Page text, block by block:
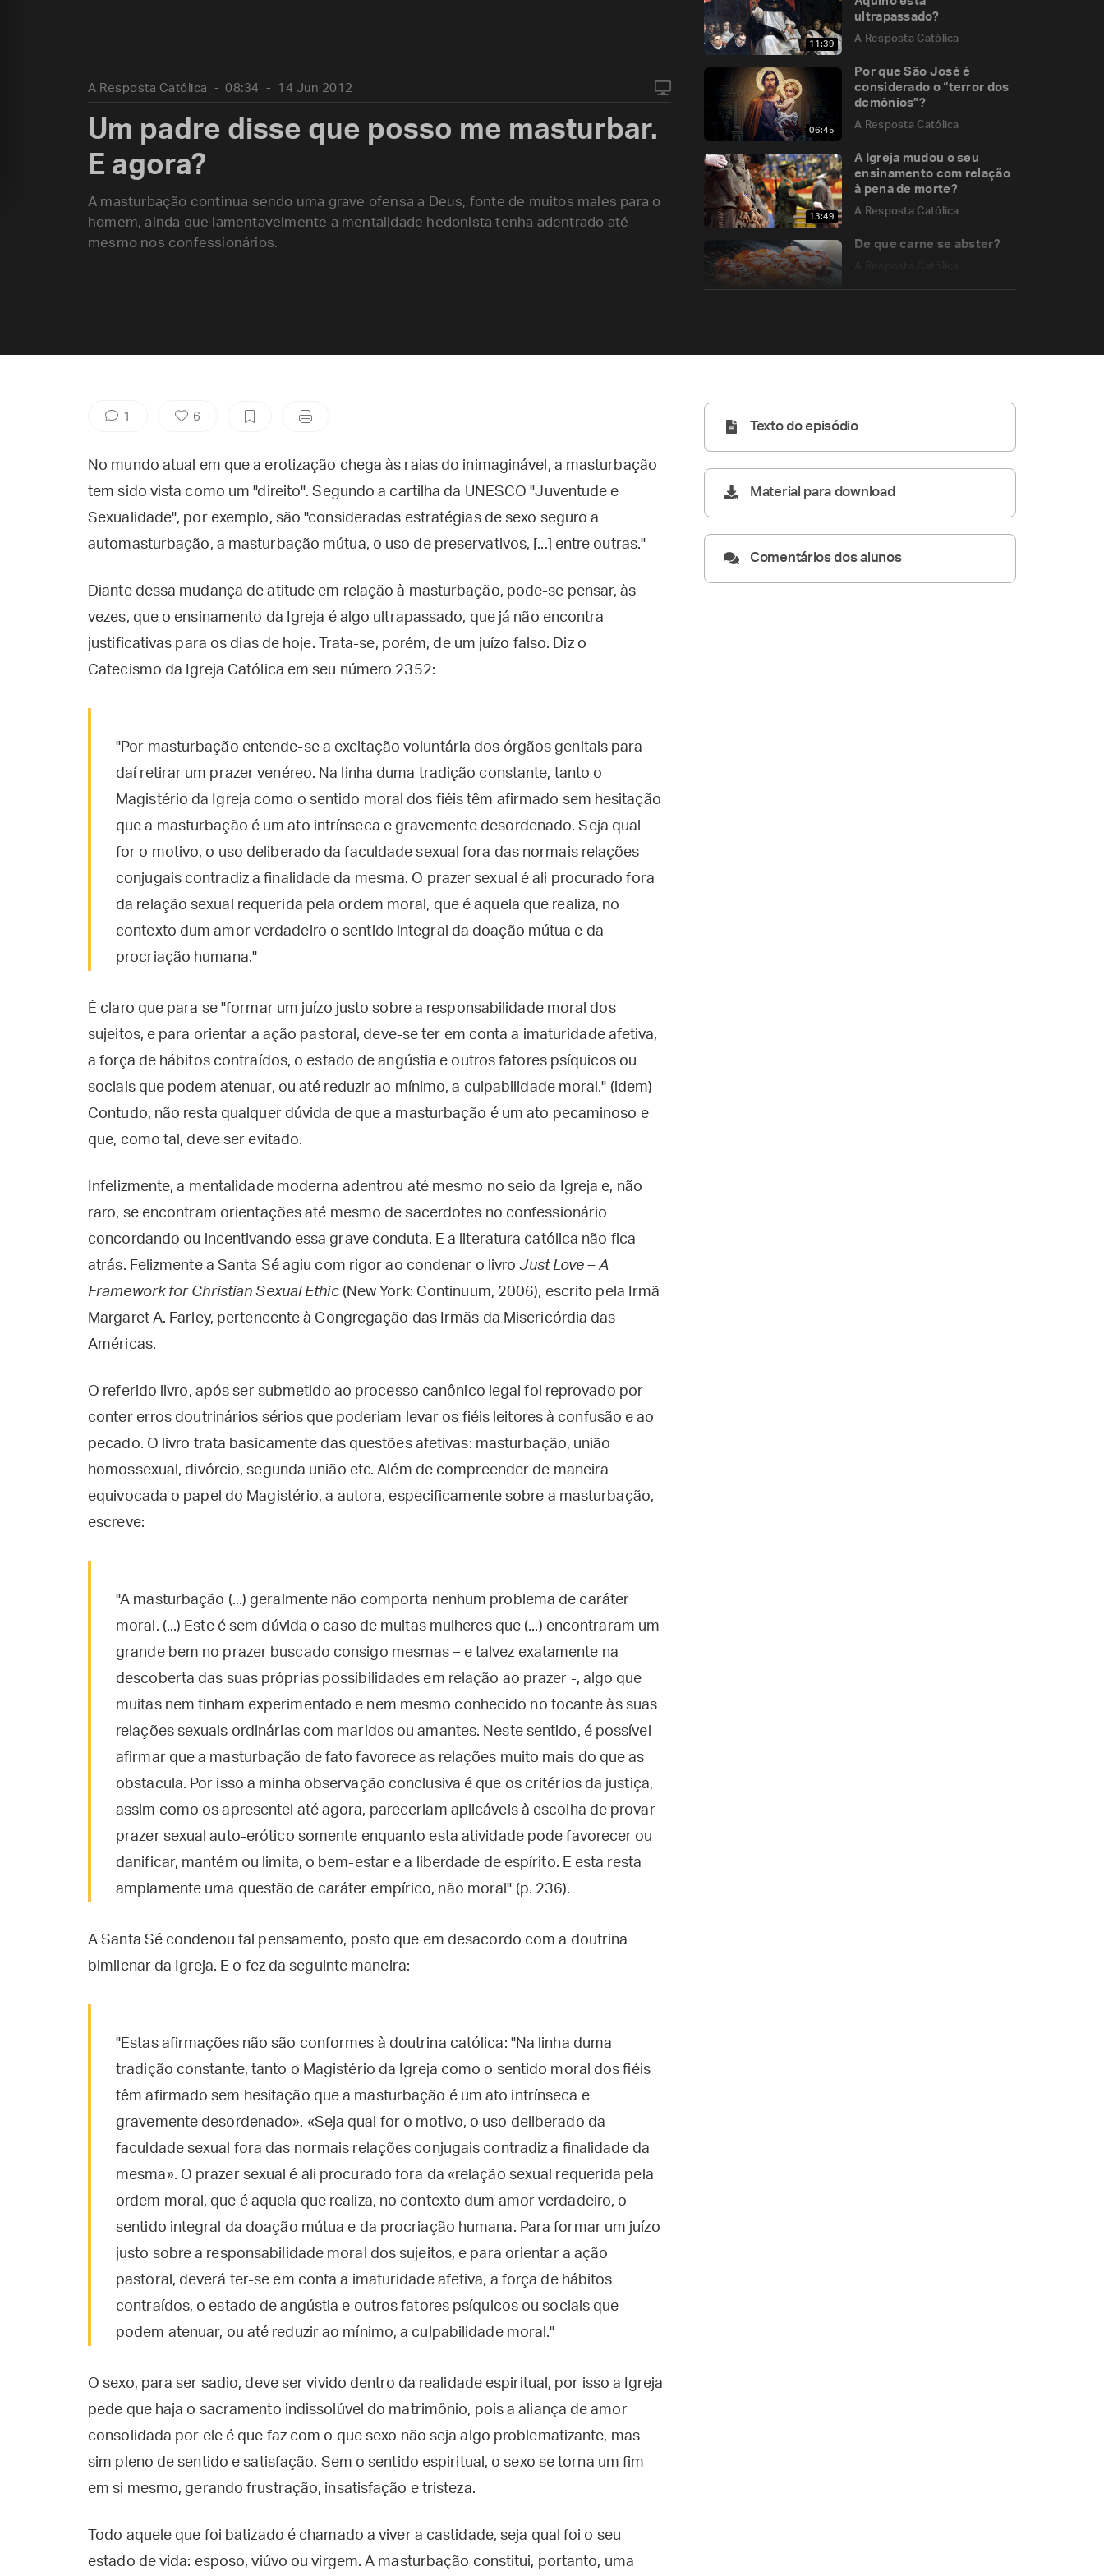
11:39
ultrapassado?
A Resposta Católica
06:45
Por que São José é
considerado o “terror dos
demônios”?
A Resposta Católica
13:49
A Igreja mudou o seu
ensinamento com relação
à pena de morte?
A Resposta Católica
De que carne se abster?
A Resposta Católica 08:34 14 Jun 2012
Um padre disse que posso me masturbar.
E agora?
A masturbação continua sendo uma grave ofensa a Deus, fonte de muitos males para o
homem, ainda que lamentavelmente a mentalidade hedonista tenha adentrado até
mesmo nos confessionários.
1 6
No mundo atual em que a erotização chega às raias do inimaginável, a masturbação
tem sido vista como um "direito". Segundo a cartilha da UNESCO "Juventude e
Sexualidade", por exemplo, são "consideradas estratégias de sexo seguro a
automasturbação, a masturbação mútua, o uso de preservativos, [...] entre outras."
Diante dessa mudança de atitude em relação à masturbação, pode-se pensar, às
vezes, que o ensinamento da Igreja é algo ultrapassado, que já não encontra
justificativas para os dias de hoje. Trata-se, porém, de um juízo falso. Diz o
Catecismo da Igreja Católica em seu número 2352:
"Por masturbação entende-se a excitação voluntária dos órgãos genitais para
daí retirar um prazer venéreo. Na linha duma tradição constante, tanto o
Magistério da Igreja como o sentido moral dos fiéis têm afirmado sem hesitação
que a masturbação é um ato intrínseca e gravemente desordenado. Seja qual
for o motivo, o uso deliberado da faculdade sexual fora das normais relações
conjugais contradiz a finalidade da mesma. O prazer sexual é ali procurado fora
da relação sexual requerida pela ordem moral, que é aquela que realiza, no
contexto dum amor verdadeiro o sentido integral da doação mútua e da
procriação humana."
É claro que para se "formar um juízo justo sobre a responsabilidade moral dos
sujeitos, e para orientar a ação pastoral, deve-se ter em conta a imaturidade afetiva,
a força de hábitos contraídos, o estado de angústia e outros fatores psíquicos ou
sociais que podem atenuar, ou até reduzir ao mínimo, a culpabilidade moral." (idem)
Contudo, não resta qualquer dúvida de que a masturbação é um ato pecaminoso e
que, como tal, deve ser evitado.
Infelizmente, a mentalidade moderna adentrou até mesmo no seio da Igreja e, não
raro, se encontram orientações até mesmo de sacerdotes no confessionário
concordando ou incentivando essa grave conduta. E a literatura católica não fica
atrás. Felizmente a Santa Sé agiu com rigor ao condenar o livroJust Love – A
Framework for Christian Sexual Ethic(New York: Continuum, 2006), escrito pela Irmã
Margaret A. Farley, pertencente à Congregação das Irmãs da Misericórdia das
Américas.
O referido livro, após ser submetido ao processo canônico legal foi reprovado por
conter erros doutrinários sérios que poderiam levar os fiéis leitores à confusão e ao
pecado. O livro trata basicamente das questões afetivas: masturbação, união
homossexual, divórcio, segunda união etc. Além de compreender de maneira
equivocada o papel do Magistério, a autora, especificamente sobre a masturbação,
escreve:
"A masturbação (...) geralmente não comporta nenhum problema de caráter
moral. (...) Este é sem dúvida o caso de muitas mulheres que (...) encontraram um
grande bem no prazer buscado consigo mesmas – e talvez exatamente na
descoberta das suas próprias possibilidades em relação ao prazer -, algo que
muitas nem tinham experimentado e nem mesmo conhecido no tocante às suas
relações sexuais ordinárias com maridos ou amantes. Neste sentido, é possível
afirmar que a masturbação de fato favorece as relações muito mais do que as
obstacula. Por isso a minha observação conclusiva é que os critérios da justiça,
assim como os apresentei até agora, pareceriam aplicáveis à escolha de provar
prazer sexual auto-erótico somente enquanto esta atividade pode favorecer ou
danificar, mantém ou limita, o bem-estar e a liberdade de espírito. E esta resta
amplamente uma questão de caráter empírico, não moral" (p. 236).
A Santa Sé condenou tal pensamento, posto que em desacordo com a doutrina
bimilenar da Igreja. E o fez da seguinte maneira:
"Estas afirmações não são conformes à doutrina católica: "Na linha duma
tradição constante, tanto o Magistério da Igreja como o sentido moral dos fiéis
têm afirmado sem hesitação que a masturbação é um ato intrínseca e
gravemente desordenado». «Seja qual for o motivo, o uso deliberado da
faculdade sexual fora das normais relações conjugais contradiz a finalidade da
mesma». O prazer sexual é ali procurado fora da «relação sexual requerida pela
ordem moral, que é aquela que realiza, no contexto dum amor verdadeiro, o
sentido integral da doação mútua e da procriação humana. Para formar um juízo
justo sobre a responsabilidade moral dos sujeitos, e para orientar a ação
pastoral, deverá ter-se em conta a imaturidade afetiva, a força de hábitos
contraídos, o estado de angústia e outros fatores psíquicos ou sociais que
podem atenuar, ou até reduzir ao mínimo, a culpabilidade moral."
O sexo, para ser sadio, deve ser vivido dentro da realidade espiritual, por isso a Igreja
pede que haja o sacramento indissolúvel do matrimônio, pois a aliança de amor
consolidada por ele é que faz com o que sexo não seja algo problematizante, mas
sim pleno de sentido e satisfação. Sem o sentido espiritual, o sexo se torna um fim
em si mesmo, gerando frustração, insatisfação e tristeza.
Todo aquele que foi batizado é chamado a viver a castidade, seja qual foi o seu
estado de vida: esposo, viúvo ou virgem. A masturbação constitui, portanto, uma
Texto do episódio
Material para download
Comentários dos alunos